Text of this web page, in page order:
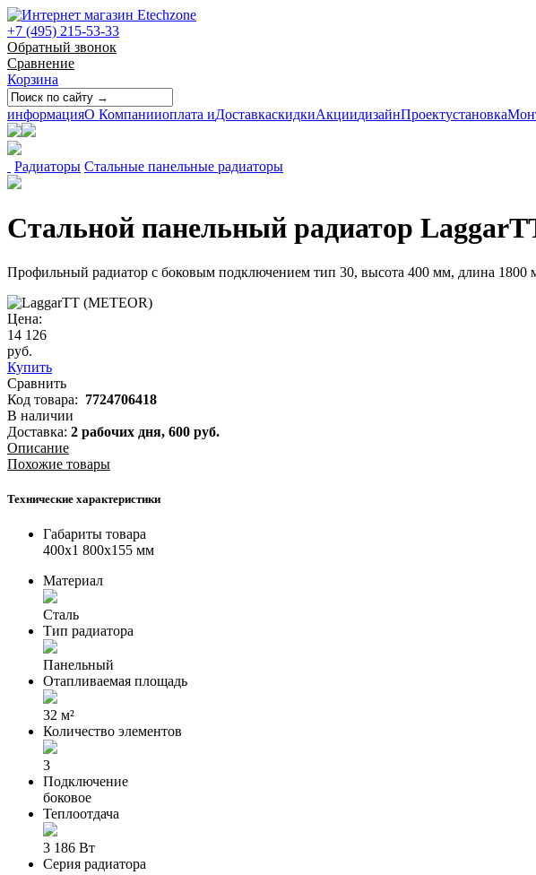
+7 (495) 215-53-33
Обратный звонок
Сравнение
Корзина
информацияО Компанииоплата иДоставкаскидкиАкциидизайнПроектустановка
Радиаторы Стальные панельные радиаторы
Стальной панельный радиатор
Профильный радиатор с боковым подключением тип 30, высота 400 мм, длина 1800
Цена:
14 126
руб.
Купить
Сравнить
Код товара: 7724706418
В наличии
Доставка: 2 рабочих дня, 600 руб.
Описание
Похожие товары
Технические характеристики
Габариты товара
400x1 800x155 мм
Материал
Сталь
Тип радиатора
Панельный
Отапливаемая площадь
32 м²
Количество элементов
3
Подключение
боковое
Теплоотдача
3 186 Вт
Серия радиатора